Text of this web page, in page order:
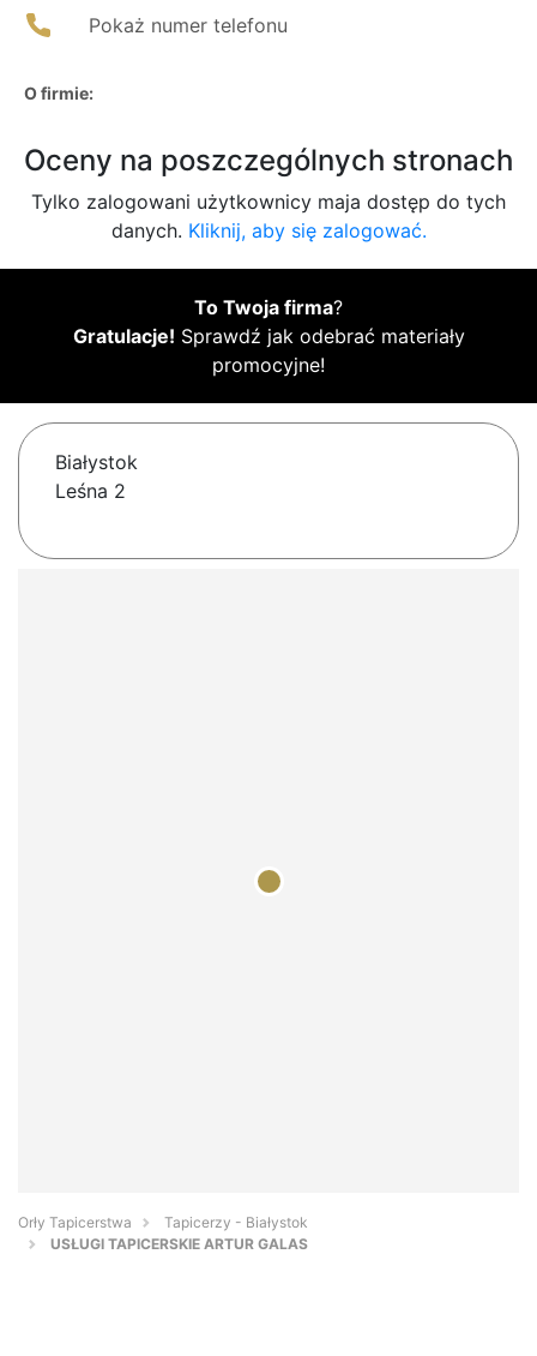
Pokaż numer telefonu
O firmie:
Oceny na poszczególnych stronach
Tylko zalogowani użytkownicy maja dostęp do tych
danych. Kliknij, aby się zalogować.
To Twoja firma?
Gratulacje! Sprawdź jak odebrać materiały
promocyjne!
Białystok
Leśna 2
Orły Tapicerstwa
Tapicerzy - Białystok
USŁUGI TAPICERSKIE ARTUR GALAS